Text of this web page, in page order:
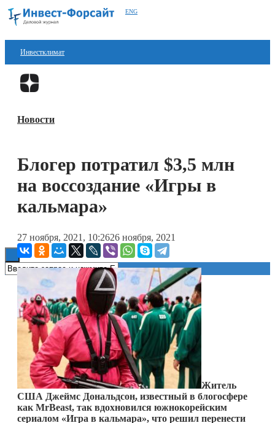
ENG
Инвестклимат
Финансы
Блокчейн
Новости
Блогер потратил $3,5 млн
на воссоздание «Игры в
кальмара»
27 ноября, 2021, 10:2626 ноября, 2021
Житель
США Джеймс Дональдсон, известный в блогосфере
как MrBeast, так вдохновился южнокорейским
сериалом «Игра в кальмара», что решил перенести